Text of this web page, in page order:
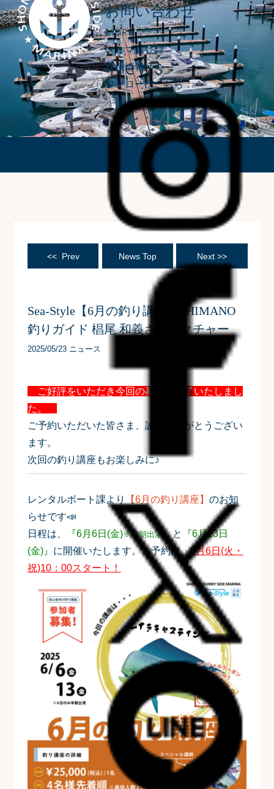
お問い合わせ
MORE
メルマガ登録
採用情報
フォローはこちら：
News
<< Prev News Top Next >>
Sea-Style【6月の釣り講座】SHIMANO
釣りガイド 椙尾 和義さんレクチャー
2025/05/23 ニュース
ご好評をいただき今回の募集は終了いたしまし
た。
ご予約いただいた皆さま、誠にありがとうござい
ます。
次回の釣り講座もお楽しみに♪
レンタルボート課より 【6月の釣り講座】 のお知
らせです📣
日程は、
『6月6日(金)※早朝出港 』と
『6月13日
(金)』 に開催いたします。ご予約は、5月6日(火・
祝)10：00スタート！